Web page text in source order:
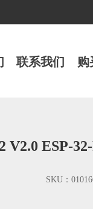
联系我们 购
V2.0 ESP-
SKU：